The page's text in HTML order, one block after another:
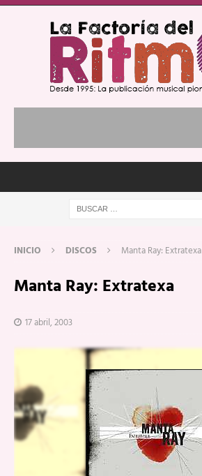
INICIO DISCOS Manta Ray: Extratexa
Manta Ray: Extratexa
17 abril, 2003